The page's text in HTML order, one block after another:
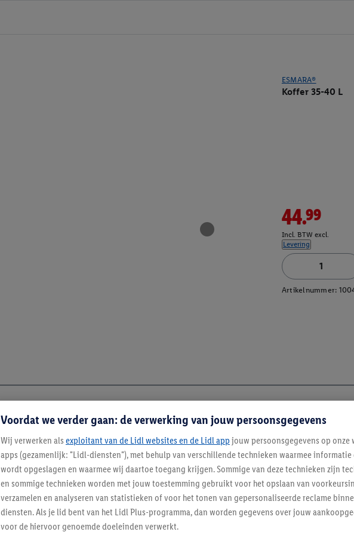
ESMARA®
Koffer 35-40 L
44.99
Incl. BTW excl.
Levering
Artikelnummer:
Voordat we verder gaan: de verwerking van jouw persoonsgegevens
Wij verwerken als exploitant van de Lidl websites en de Lidl app jouw persoonsgegevens op onze
apps (gezamenlijk: "Lidl-diensten"), met behulp van verschillende technieken waarmee
wordt opgeslagen en waarmee wij daartoe toegang krijgen. Sommige van deze technieken zijn
en sommige technieken worden met jouw toestemming gebruikt voor het opslaan van
verzamelen en analyseren van statistieken of voor het tonen van gepersonaliseerde reclame
diensten. Als je lid bent van het Lidl Plus-programma, dan worden gegevens over jouw
voor de hiervoor genoemde doeleinden verwerkt.